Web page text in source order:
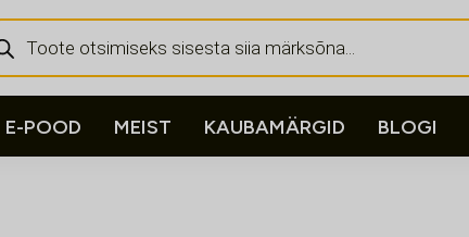
E-POOD MEIST KAUBAMÄRGID BLOGI